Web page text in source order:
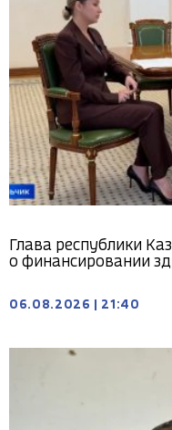
Глава республики
о финансировании
06.08.2026 21:40